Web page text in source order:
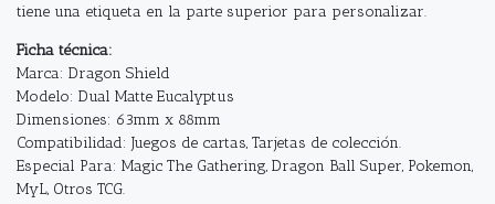
tiene una etiqueta en la parte superior para personalizar.
Ficha técnica:
Marca: Dragon Shield
Modelo: Dual Matte Eucalyptus
Dimensiones: 63mm x 88mm
Compatibilidad: Juegos de cartas, Tarjetas de colección.
Especial Para: Magic The Gathering, Dragon Ball Super, Pokemon,
MyL, Otros TCG.